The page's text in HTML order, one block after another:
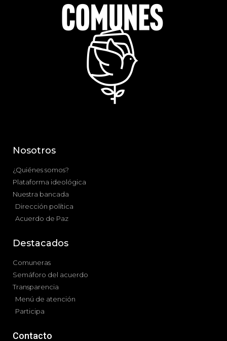
Nosotros
¿Quiénes somos?
Plataforma ideológica
Nuestra bancada
Dirección política
Acuerdo de Paz
Destacados
Comuneras
Semáforo del acuerdo
Transparencia
Menú de atención
Participa
Contacto